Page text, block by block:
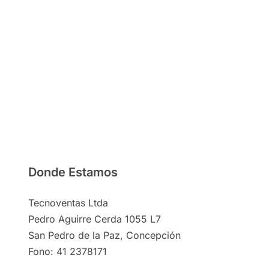
Donde Estamos
Tecnoventas Ltda
Pedro Aguirre Cerda 1055 L7
San Pedro de la Paz, Concepción
Fono: 41 2378171